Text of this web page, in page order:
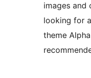
images and
looking for
theme